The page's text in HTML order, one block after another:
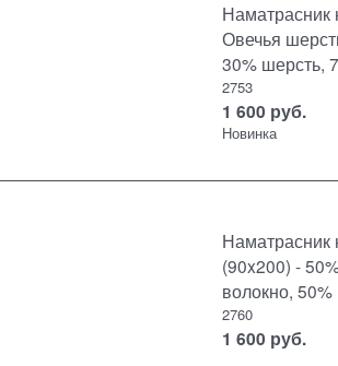
Наматрасник
Овечья
30% шерсть,
2753
1 600 руб.
Новинка
Наматрасник
(90x200) -
волокно,
2760
1 600 руб.